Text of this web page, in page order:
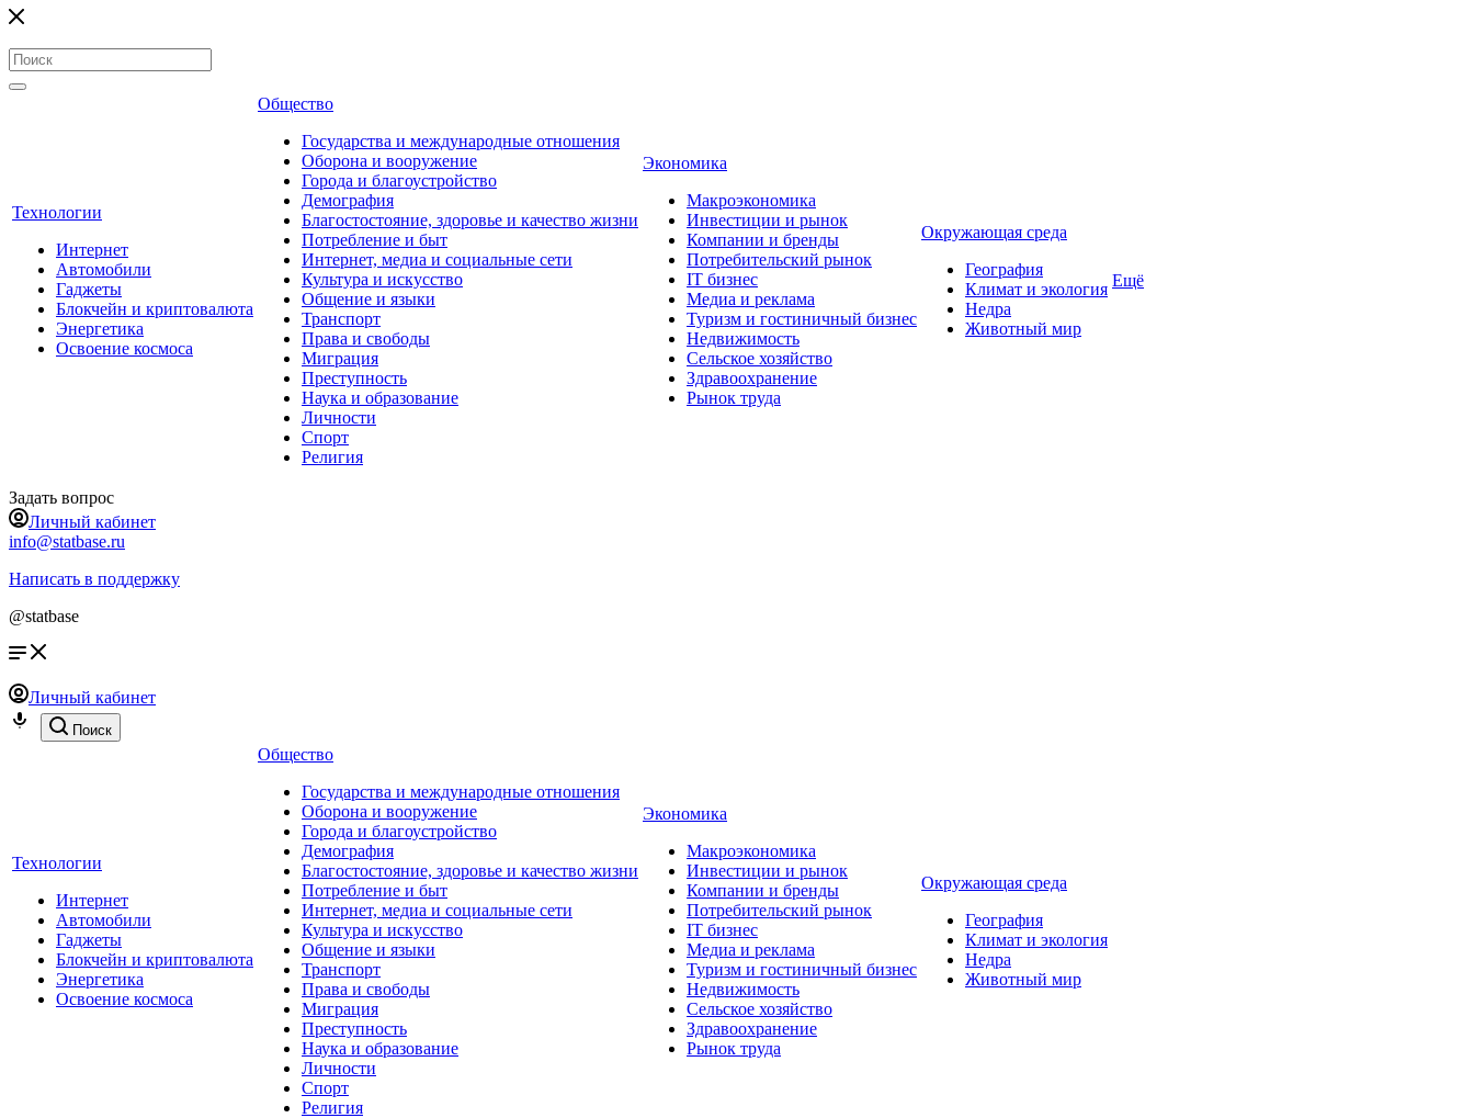
Технологии
Интернет
Автомобили
Гаджеты
Блокчейн и криптовалюта
Энергетика
Освоение космоса
Общество
Государства и международные отношения
Оборона и вооружение
Города и благоустройство
Демография
Благостостояние, здоровье и качество жизни
Потребление и быт
Интернет, медиа и социальные сети
Культура и искусство
Общение и языки
Транспорт
Права и свободы
Миграция
Преступность
Наука и образование
Личности
Спорт
Религия
Экономика
Макроэкономика
Инвестиции и рынок
Компании и бренды
Потребительский рынок
IT бизнес
Медиа и реклама
Туризм и гостиничный бизнес
Недвижимость
Сельское хозяйство
Здравоохранение
Рынок труда
Окружающая среда
География
Климат и экология
Недра
Животный мир
Ещё
Задать вопрос
Личный кабинет
info@statbase.ru
Написать в поддержку
@statbase
Личный кабинет
Поиск
Технологии
Интернет
Автомобили
Гаджеты
Блокчейн и криптовалюта
Энергетика
Освоение космоса
Общество
Государства и международные отношения
Оборона и вооружение
Города и благоустройство
Демография
Благостостояние, здоровье и качество жизни
Потребление и быт
Интернет, медиа и социальные сети
Культура и искусство
Общение и языки
Транспорт
Права и свободы
Миграция
Преступность
Наука и образование
Личности
Спорт
Религия
Экономика
Макроэкономика
Инвестиции и рынок
Компании и бренды
Потребительский рынок
IT бизнес
Медиа и реклама
Туризм и гостиничный бизнес
Недвижимость
Сельское хозяйство
Здравоохранение
Рынок труда
Окружающая среда
География
Климат и экология
Недра
Животный мир